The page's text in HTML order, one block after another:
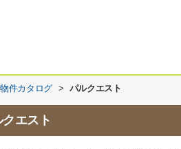
物件カタログ > パルクエスト
エスト